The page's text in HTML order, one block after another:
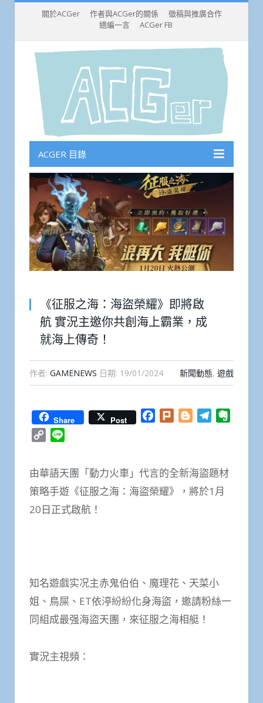
關於ACGer 作者與ACGer的關係
徵稿與推廣合作
總編一言
ACGer FB
ACGER 目錄
《征服之海：海盜榮耀》即將啟
航 實況主邀你共創海上霸業，成
就海上傳奇！
作者: GAMENEWS 日期: 19/01/2024 新聞動態, 遊戲
Share Post Facebook
Plurk BloggerTelegram
Copy
由華語天團「動力火車」代言的全新海盜題材
策略手遊《征服之海：海盜榮耀》，將於1月
20日正式啟航！
知名遊戲实况主赤鬼伯伯、魔理花、天菜小
姐、鳥屎、ET依渟紛紛化身海盜，邀請粉絲一
同組成最强海盜天團，來征服之海相艇！
實況主視頻：